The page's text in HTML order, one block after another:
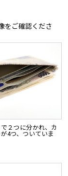
をご確認くださ
２つに分かれ、カ
4つ、ついていま